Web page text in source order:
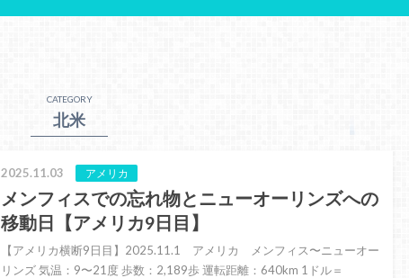
CATEGORY
北米
2025.11.03 アメリカ
メンフィスでの忘れ物とニューオーリンズへの
移動日【アメリカ9日目】
【アメリカ横断9日目】2025.11.1 アメリカ メンフィス〜ニューオー
リンズ 気温：9〜21度 歩数：2,189歩 運転距離：640km 1ドル＝